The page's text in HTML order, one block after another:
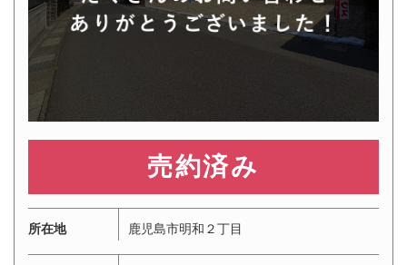
1,390万円
所在地 鹿児島市明和２丁目